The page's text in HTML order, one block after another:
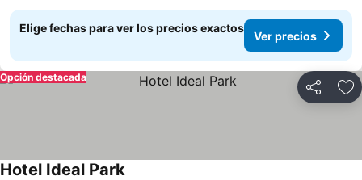
Elige fechas para ver los precios exactos
Ver precios
Compartir
Opción destacada
Hotel Ideal Park